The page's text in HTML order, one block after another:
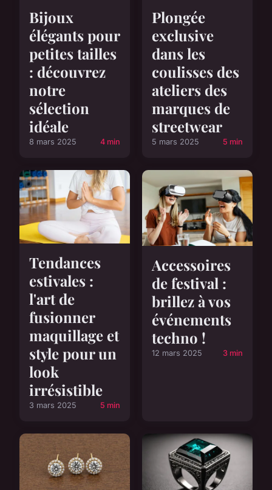
Bijoux
élégants pour
petites tailles
: découvrez
notre
sélection
idéale
8 mars 2025 4 min
Plongée
exclusive
dans les
coulisses des
ateliers des
marques de
streetwear
5 mars 2025 5 min
Tendances
estivales :
l'art de
fusionner
maquillage et
style pour un
look
irrésistible
3 mars 2025 5 min
Accessoires
de festival :
brillez à vos
événements
techno !
12 mars 2025 3 min